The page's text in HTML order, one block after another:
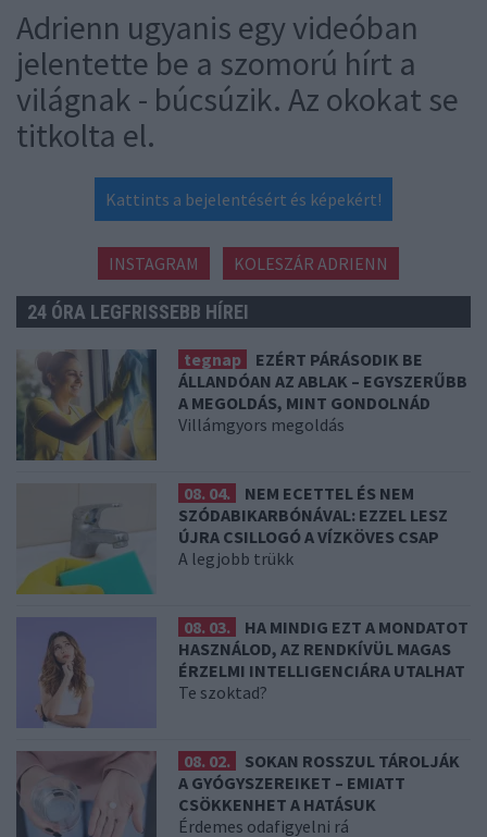
Adrienn ugyanis egy videóban
jelentette be a szomorú hírt a
világnak - búcsúzik. Az okokat se
titkolta el.
Kattints a bejelentésért és képekért!
INSTAGRAM KOLESZÁR ADRIENN
24 ÓRA LEGFRISSEBB HÍREI
tegnap
EZÉRT PÁRÁSODIK BE
ÁLLANDÓAN AZ ABLAK – EGYSZERŰBB
A MEGOLDÁS, MINT GONDOLNÁD
Villámgyors megoldás
08. 04.
NEM ECETTEL ÉS NEM
SZÓDABIKARBÓNÁVAL: EZZEL LESZ
ÚJRA CSILLOGÓ A VÍZKÖVES CSAP
A legjobb trükk
08. 03.
HA MINDIG EZT A MONDATOT
HASZNÁLOD, AZ RENDKÍVÜL MAGAS
ÉRZELMI INTELLIGENCIÁRA UTALHAT
Te szoktad?
08. 02.
SOKAN ROSSZUL TÁROLJÁK
A GYÓGYSZEREIKET – EMIATT
CSÖKKENHET A HATÁSUK
Érdemes odafigyelni rá